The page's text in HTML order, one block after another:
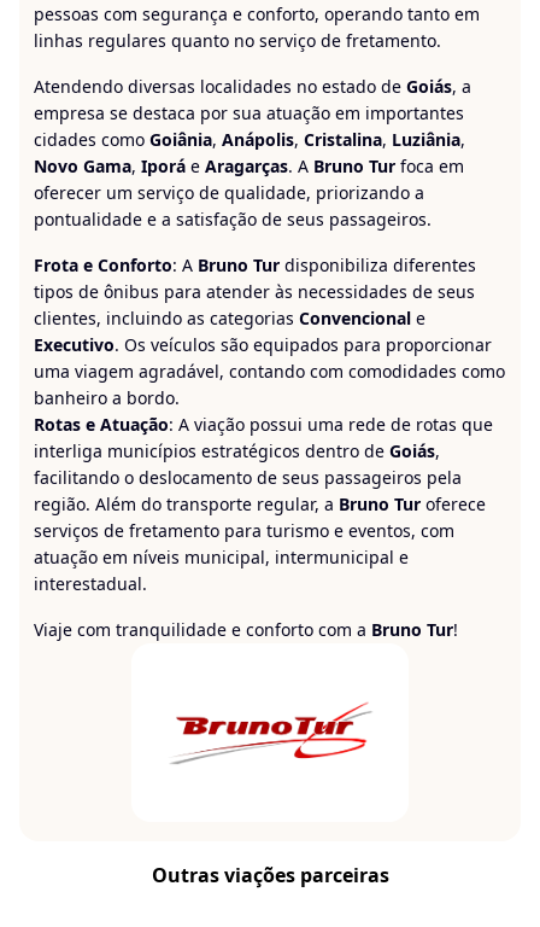
pessoas com segurança e conforto, operando tanto em
linhas regulares quanto no serviço de fretamento.
Atendendo diversas localidades no estado de Goiás, a
empresa se destaca por sua atuação em importantes
cidades como Goiânia, Anápolis, Cristalina, Luziânia,
Novo Gama, Iporá e Aragarças. A Bruno Tur foca em
oferecer um serviço de qualidade, priorizando a
pontualidade e a satisfação de seus passageiros.
Frota e Conforto: A Bruno Tur disponibiliza diferentes
tipos de ônibus para atender às necessidades de seus
clientes, incluindo as categorias Convencional e
Executivo. Os veículos são equipados para proporcionar
uma viagem agradável, contando com comodidades como
banheiro a bordo.
Rotas e Atuação: A viação possui uma rede de rotas que
interliga municípios estratégicos dentro de Goiás,
facilitando o deslocamento de seus passageiros pela
região. Além do transporte regular, a Bruno Tur oferece
serviços de fretamento para turismo e eventos, com
atuação em níveis municipal, intermunicipal e
interestadual.
Viaje com tranquilidade e conforto com a Bruno Tur!
Outras viações parceiras